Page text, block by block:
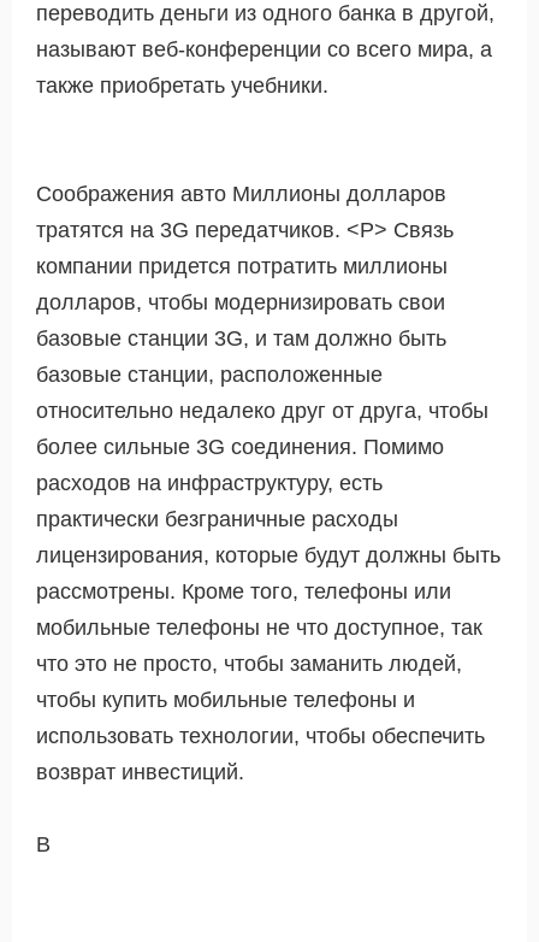
переводить деньги из одного банка в другой,
называют веб-конференции со всего мира, а
также приобретать учебники.
Соображения авто Миллионы долларов
тратятся на 3G передатчиков. <Р> Связь
компании придется потратить миллионы
долларов, чтобы модернизировать свои
базовые станции 3G, и там должно быть
базовые станции, расположенные
относительно недалеко друг от друга, чтобы
более сильные 3G соединения. Помимо
расходов на инфраструктуру, есть
практически безграничные расходы
лицензирования, которые будут должны быть
рассмотрены. Кроме того, телефоны или
мобильные телефоны не что доступное, так
что это не просто, чтобы заманить людей,
чтобы купить мобильные телефоны и
использовать технологии, чтобы обеспечить
возврат инвестиций.
В